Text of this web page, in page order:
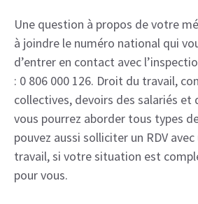
Une question à propos de votre
à joindre le numéro national qui
d’entrer en contact avec
: 0 806 000 126. Droit du travail,
collectives, devoirs des salariés et
vous pourrez aborder tous types
pouvez aussi solliciter un RDV
travail, si votre situation est
pour vous.